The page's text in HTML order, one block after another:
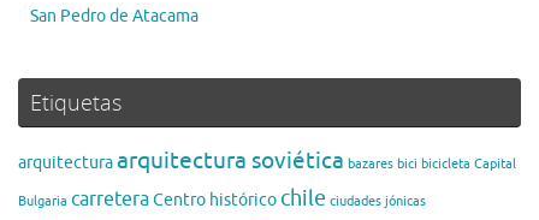
San Pedro de Atacama
Etiquetas
arquitecturaarquitectura soviética bazares bici bicicleta Capital
Bulgaria carreteraCentro histórico chile ciudades jónicas